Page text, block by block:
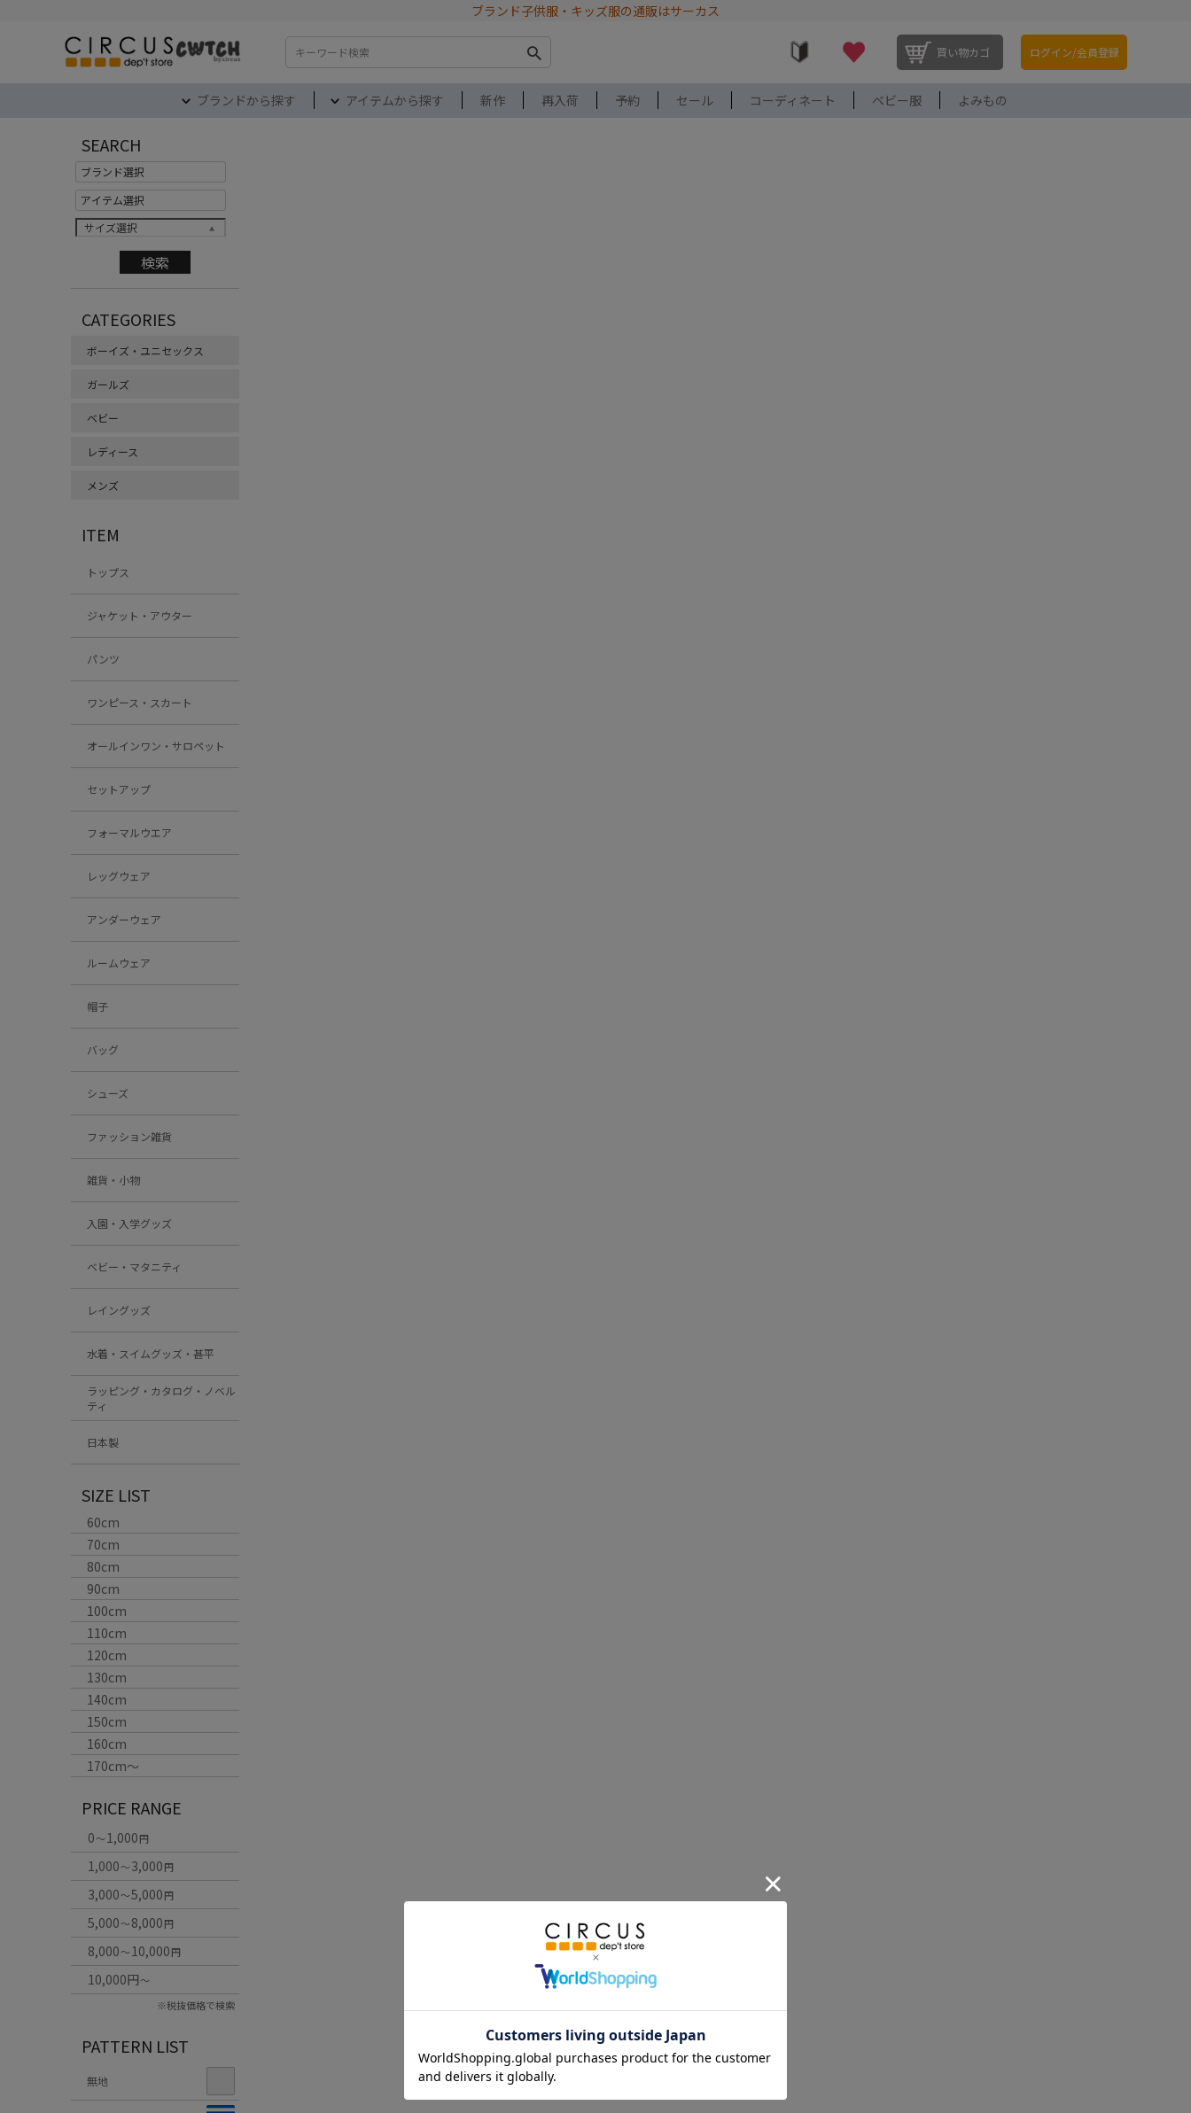
ブランド子供服・キッズ服の通販はサーカス
検索 買い物カゴ ログイン/会員登録
ブランドから探す アイテムから探す 新作 再入荷 予約 セール コーディネート ベビー服 よみもの
SEARCH
サイズ選択
CATEGORIES
ボーイズ・ユニセックス
ガールズ
ベビー
レディース
メンズ
ITEM
トップス
ジャケット・アウター
パンツ
ワンピース・スカート
オールインワン・サロペット
セットアップ
フォーマルウエア
レッグウェア
アンダーウェア
ルームウェア
帽子
バッグ
シューズ
ファッション雑貨
雑貨・小物
入園・入学グッズ
ベビー・マタニティ
レイングッズ
水着・スイムグッズ・甚平
ラッピング・カタログ・ノベル
ティ
日本製
SIZE LIST
60cm
70cm
80cm
90cm
100cm
110cm
120cm
130cm
140cm
150cm
160cm
170cm〜
PRICE RANGE
0～1,000円
1,000～3,000円
3,000～5,000円
5,000～8,000円
8,000～10,000円
10,000円～
※税抜価格で検索
PATTERN LIST
無地